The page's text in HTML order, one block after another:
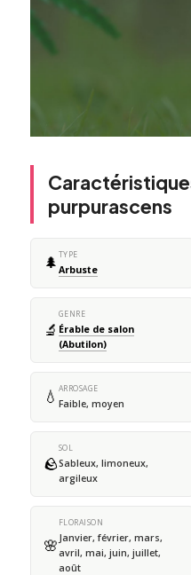
purpurascens
🌲 TYPE
Arbuste
🔬
GENRE
Érable de salon
(Abutilon)
💧 ARROSAGE
Faible, moyen
🪨
SOL
Sableux, limoneux,
argileux
🌸
FLORAISON
Janvier, février, mars,
avril, mai, juin, juillet,
août